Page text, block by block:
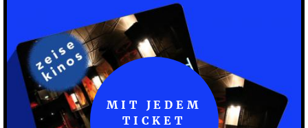
MIT JEDEM
TICKET